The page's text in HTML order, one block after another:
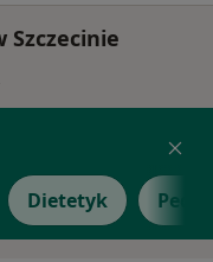
Szczecinie
Dietetyk